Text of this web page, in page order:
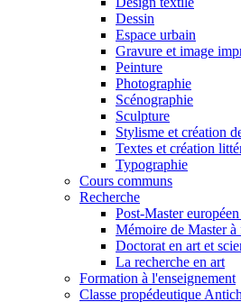
Dessin
Espace urbain
Gravure et image
Peinture
Photographie
Scénographie
Sculpture
Stylisme et création
Textes et création
Typographie
Cours communs
Recherche
Post-Master
Mémoire de Master
Doctorat en art et
La recherche en art
Formation à l'enseignement
Classe propédeutique